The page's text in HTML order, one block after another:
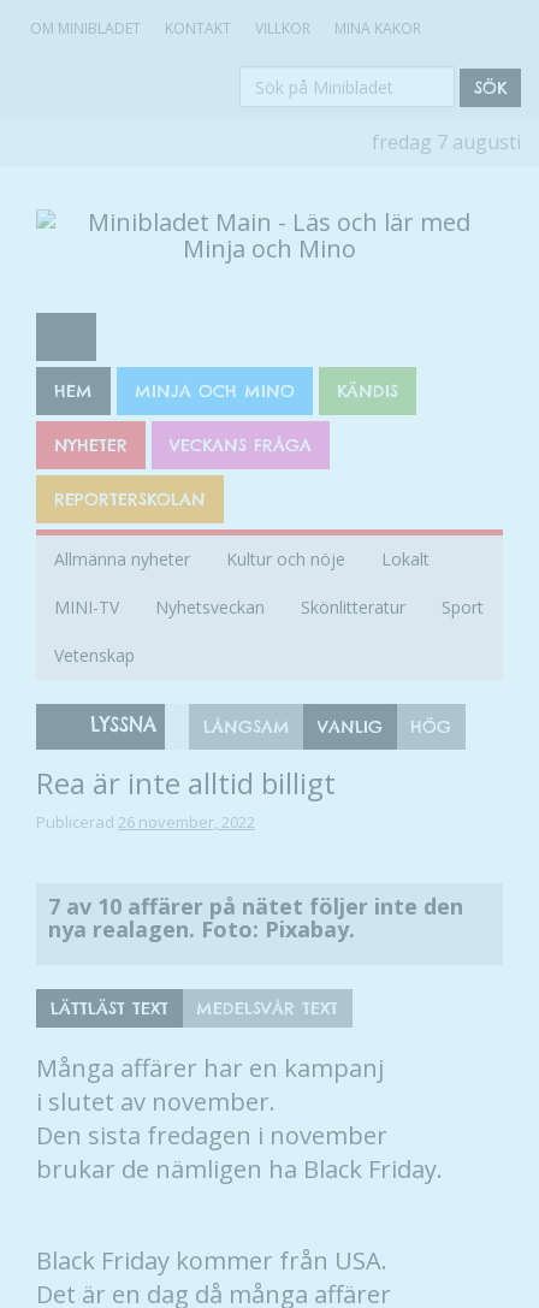
OM MINIBLADET KONTAKT VILLKOR MINA KAKOR
Sök
SÖK
fredag 7 augusti
HEM MINJA OCH MINO KÄNDIS
NYHETER VECKANS FRÅGA
REPORTERSKOLAN
Allmänna nyheter Kultur och nöje Lokalt
MINI-TV Nyhetsveckan Skönlitteratur Sport
Vetenskap
LYSSNA LÅNGSAM VANLIG HÖG
Rea är inte alltid billigt
Publicerad 26 november, 2022
7 av 10 affärer på nätet följer inte den
nya realagen. Foto: Pixabay.
LÄTTLÄST TEXT MEDELSVÅR TEXT
Många affärer har en kampanj
i slutet av november.
Den sista fredagen i november
brukar de nämligen ha Black Friday.
Black Friday kommer från USA.
Det är en dag då många affärer